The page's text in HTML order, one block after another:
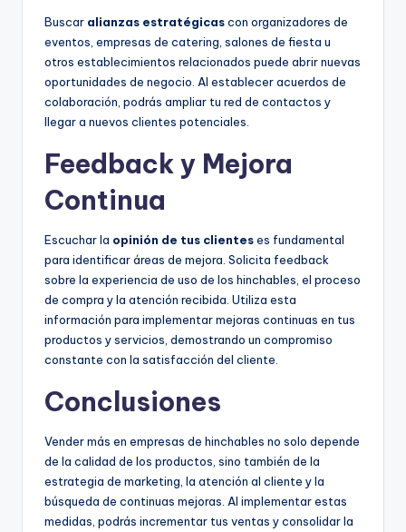
Buscar alianzas estratégicascon organizadores de
eventos, empresas de catering, salones de fiesta u
otros establecimientos relacionados puede abrir nuevas
oportunidades de negocio. Al establecer acuerdos de
colaboración, podrás ampliar tu red de contactos y
llegar a nuevos clientes potenciales.
Feedback y Mejora
Continua
Escuchar la opinión de tus clienteses fundamental
para identificar áreas de mejora. Solicita feedback
sobre la experiencia de uso de los hinchables, el proceso
de compra y la atención recibida. Utiliza esta
información para implementar mejoras continuas en tus
productos y servicios, demostrando un compromiso
constante con la satisfacción del cliente.
Conclusiones
Vender más en empresas de hinchables no solo depende
de la calidad de los productos, sino también de la
estrategia de marketing, la atención al cliente y la
búsqueda de continuas mejoras. Al implementar estas
medidas, podrás incrementar tus ventas y consolidar la